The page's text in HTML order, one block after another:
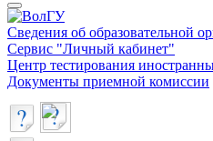
Сведения об образовательной
Сервис "Личный кабинет"
Центр тестирования
Документы приемной комиссии